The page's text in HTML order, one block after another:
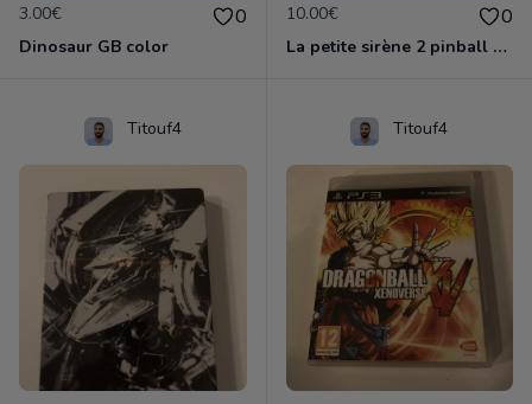
3.00€ 0
Dinosaur GB color
10.00€ 0
La petite sirène 2 pinball GB color
Titouf4 Titouf4